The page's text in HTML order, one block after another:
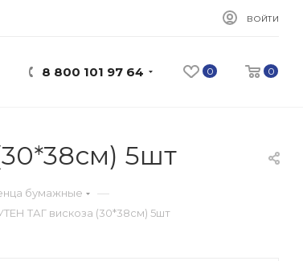
ВОЙТИ
0 0
8 800 101 97 64
5шт
бумажные —
ТАГ вискоза (30*38см) 5шт